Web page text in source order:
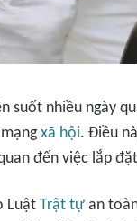
suốt nhiều ngày
xã hội. Điều
đến việc lắp
Luật Trật tự an